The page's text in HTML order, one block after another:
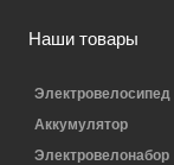
Наши товары
Электровелосипед
Аккумулятор
Электровелонабор